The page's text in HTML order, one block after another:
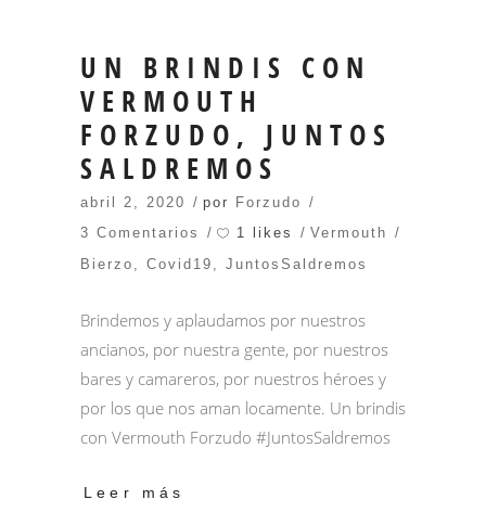
UN BRINDIS CON
VERMOUTH
FORZUDO, JUNTOS
SALDREMOS
abril 2, 2020 por Forzudo
3 Comentarios
1 likes
Vermouth
Bierzo , Covid19 , JuntosSaldremos
Brindemos y aplaudamos por nuestros
ancianos, por nuestra gente, por nuestros
bares y camareros, por nuestros héroes y
por los que nos aman locamente. Un brindis
con Vermouth Forzudo #JuntosSaldremos
Leer más